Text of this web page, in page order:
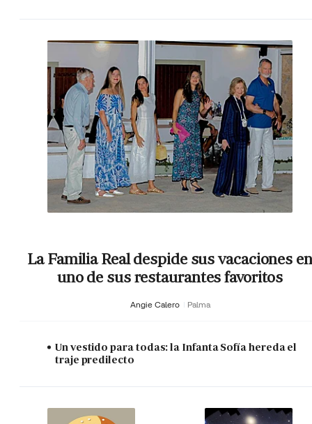
La Familia Real despide sus vacaciones en
uno de sus restaurantes favoritos
Angie Calero Palma
Un vestido para todas: la Infanta Sofía hereda el
traje predilecto